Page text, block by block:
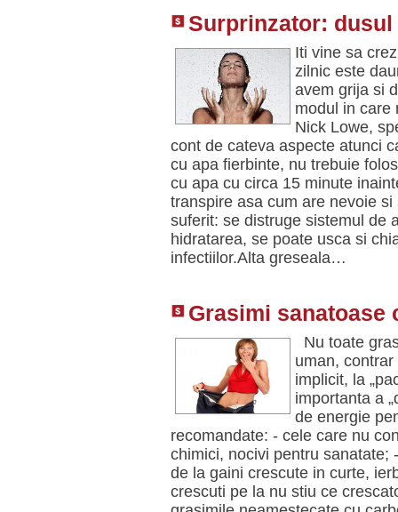
Surprinzator:
Iti vine sa
zilnic este
avem grija si
modul in care
Nick Lowe,
cont de cateva aspecte atunci
cu apa fierbinte, nu trebuie
cu apa cu circa 15 minute
transpire asa cum are nevoie
suferit: se distruge sistemul de
hidratarea, se poate usca si
infectiilor.Alta greseala…
Grasimi sanatoase
Nu toate
uman,
implicit, la
importanta a
de energie
recomandate: - cele care nu
chimici, nocivi pentru sanatate;
de la gaini crescute in curte,
crescuti pe la nu stiu ce